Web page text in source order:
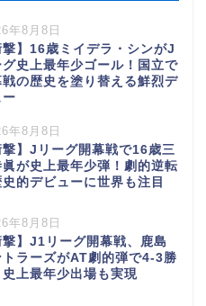
年8月8日
撃】16歳ミイデラ・シンがJ
グ史上最年少ゴール！国立で
戦の歴史を塗り替える鮮烈デ
ー
年8月8日
撃】Jリーグ開幕戦で16歳三
眞が史上最年少弾！劇的逆転
的デビューに世界も注目
年8月8日
撃】J1リーグ開幕戦、鹿島
トラーズがAT劇的弾で4-3勝
史上最年少出場も実現